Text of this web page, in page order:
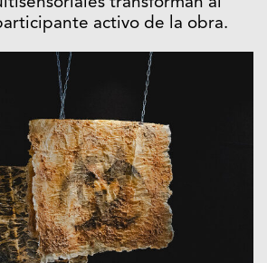
activo de la obra.